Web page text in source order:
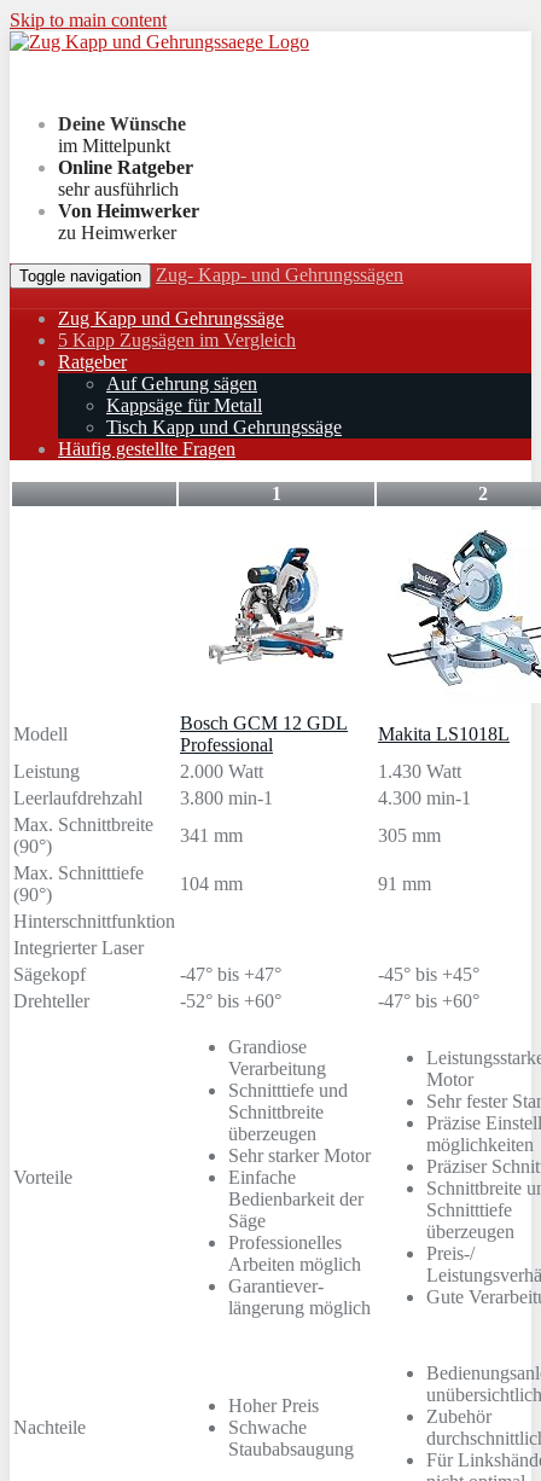
Skip to main content
Deine Wünsche
im Mittelpunkt
Online Ratgeber
sehr ausführlich
Von Heimwerker
zu Heimwerker
Toggle navigation Zug- Kapp- und Gehrungssägen
Zug Kapp und Gehrungssäge
5 Kapp Zugsägen im Vergleich
Ratgeber
Auf Gehrung sägen
Kappsäge für Metall
Tisch Kapp und Gehrungssäge
Häufig gestellte Fragen
1 2
Modell
Bosch GCM 12 GDL
Professional
Makita LS1018L
Leistung
2.000 Watt
1.430 Watt
Leerlaufdrehzahl
3.800 min-1
4.300 min-1
Max. Schnittbreite
(90°)
341 mm
305 mm
Max. Schnitttiefe
(90°)
104 mm
91 mm
Hinterschnittfunktion
Integrierter Laser
Sägekopf
-47° bis +47°
-45° bis +45°
Drehteller
-52° bis +60° -47° bis +60°
Vorteile
Grandiose
Verarbeitung
Schnitttiefe und
Schnittbreite
überzeugen
Sehr starker Motor
Einfache
Bedienbarkeit der
Säge
Professionelles
Arbeiten möglich
Garantiever-
längerung möglich
Motor
Sehr fester
Präzise
möglichkeiten
Präziser
Schnittbreite
Schnitttiefe
überzeugen
Preis-/
Gute
Nachteile
Hoher Preis
Schwache
Staubabsaugung
unübersichtlich
Zubehör
Für